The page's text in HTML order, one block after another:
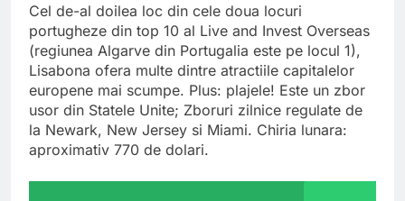
Cel de-al doilea loc din cele doua locuri
portugheze din top 10 al Live and Invest Overseas
(regiunea Algarve din Portugalia este pe locul 1),
Lisabona ofera multe dintre atractiile capitalelor
europene mai scumpe. Plus: plajele! Este un zbor
usor din Statele Unite; Zboruri zilnice regulate de
la Newark, New Jersey si Miami. Chiria lunara:
aproximativ 770 de dolari.